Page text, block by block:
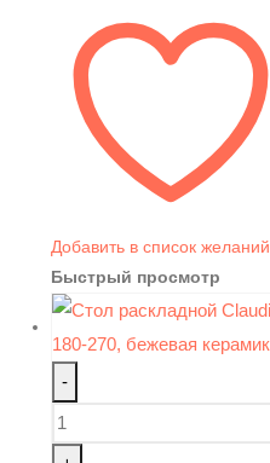
Добавить в список желаний
Быстрый просмотр
-